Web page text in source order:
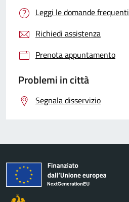
Leggi le domande frequenti
Richiedi assistenza
Prenota appuntamento
Problemi in città
Segnala disservizio